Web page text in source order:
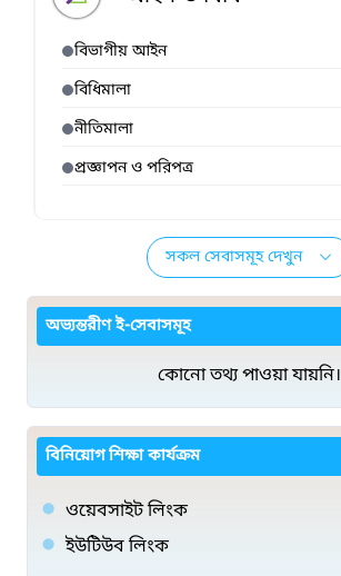
বিভাগীয় আইন
বিধিমালা
নীতিমালা
প্রজ্ঞাপন ও পরিপত্র
সকল সেবাসমূহ দেখুন
অভ্যন্তরীণ ই-সেবাসমূহ
কোনো তথ্য পাওয়া যায়নি।
বিনিয়োগ শিক্ষা কার্যক্রম
ওয়েবসাইট লিংক
ইউটিউব লিংক